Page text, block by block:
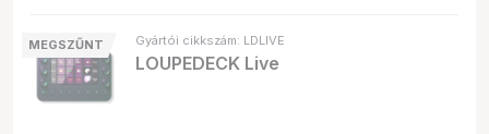
MEGSZŰNT Gyártói cikkszám: LDLIVE
LOUPEDECK Live